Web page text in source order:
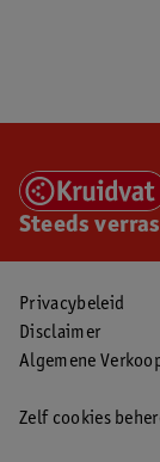
Steeds
Privacybeleid
Disclaimer
Algemene
Zelf cookies